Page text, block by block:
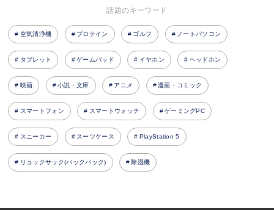
話題のキーワード
空気清浄機 プロテイン ゴルフ ノートパソコン
タブレット ゲームパッド イヤホン ヘッドホン
映画 小説・文庫 アニメ 漫画・コミック
スマートフォン スマートウォッチ ゲーミングPC
スニーカー スーツケース PlayStation 5
リュックサック(バックパック) 除湿機